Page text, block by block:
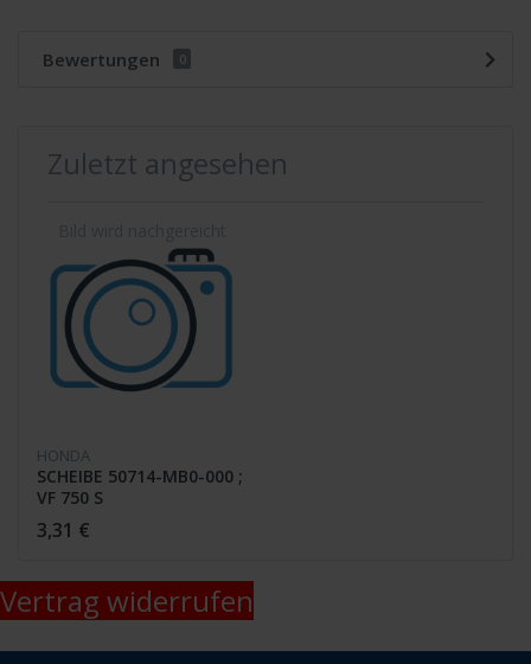
Bewertungen 0
Zuletzt angesehen
HONDA
SCHEIBE 50714-MB0-000 ;
VF 750 S
3,31 €
Vertrag widerrufen